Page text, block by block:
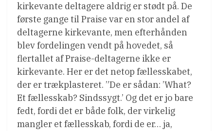
kirkevante deltagere aldrig er stødt på. De
første gange til Praise var en stor andel af
deltagerne kirkevante, men efterhånden
blev fordelingen vendt på hovedet, så
flertallet af Praise-deltagerne ikke er
kirkevante. Her er det netop fællesskabet,
der er trækplasteret. ”De er sådan: ’What?
Et fællesskab? Sindssygt.’ Og det er jo bare
fedt, fordi det er både folk, der virkelig
mangler et fællesskab, fordi de er… ja,